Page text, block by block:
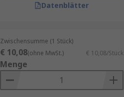
Datenblätter
Zwischensumme (1 Stück)
€ 10,08(ohne MwSt.) € 10,08/Stück
Menge